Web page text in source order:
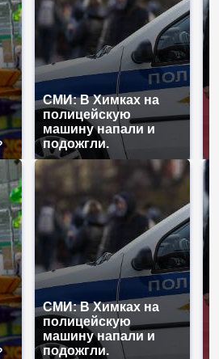
СМИ: В Химках на
полицейскую
машину напали и
подожгли.
СМИ: В Химках на
полицейскую
машину напали и
подожгли.